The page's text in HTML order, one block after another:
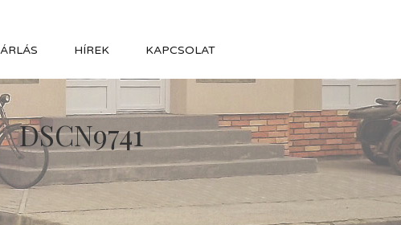
HÍREK KAPCSOLAT
DSCN9741